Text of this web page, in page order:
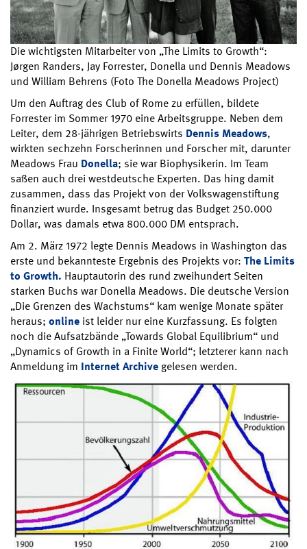
Die wichtigsten Mitarbeiter von „The Limits to Growth“:
Jørgen Randers, Jay Forrester, Donella und Dennis Meadows
und William Behrens (Foto The Donella Meadows Project)
Um den Auftrag des Club of Rome zu erfüllen, bildete
Forrester im Sommer 1970 eine Arbeitsgruppe. Neben dem
Leiter, dem 28-jährigen Betriebswirts Dennis Meadows,
wirkten sechzehn Forscherinnen und Forscher mit, darunter
Meadows Frau Donella; sie war Biophysikerin. Im Team
saßen auch drei westdeutsche Experten. Das hing damit
zusammen, dass das Projekt von der Volkswagenstiftung
finanziert wurde. Insgesamt betrug das Budget 250.000
Dollar, was damals etwa 800.000 DM entsprach.
Am 2. März 1972 legte Dennis Meadows in Washington das
erste und bekannteste Ergebnis des Projekts vor: The Limits
to Growth. Hauptautorin des rund zweihundert Seiten
starken Buchs war Donella Meadows. Die deutsche Version
„Die Grenzen des Wachstums“ kam wenige Monate später
heraus; online ist leider nur eine Kurzfassung. Es folgten
noch die Aufsatzbände „Towards Global Equilibrium“ und
„Dynamics of Growth in a Finite World“; letzterer kann nach
Anmeldung im Internet Archivegelesen werden.